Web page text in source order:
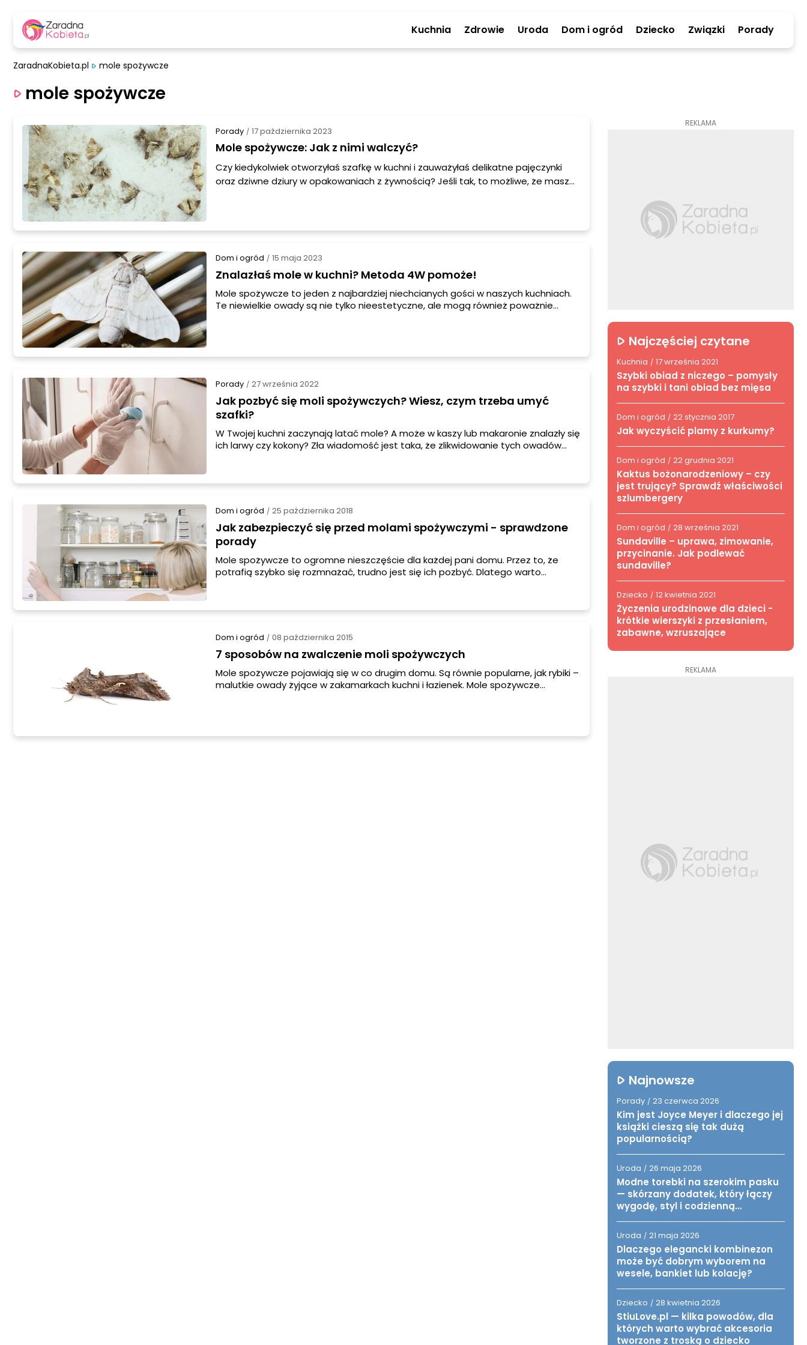
Kuchnia Zdrowie Uroda Dom i ogród Dziecko Związki Porady
ZaradnaKobieta.pl mole spożywcze
mole spożywcze
Porady / 17 października 2023
Mole spożywcze: Jak z nimi walczyć?
Czy kiedykolwiek otworzyłaś szafkę w kuchni i zauważyłaś delikatne pajęczynki
oraz dziwne dziury w opakowaniach z żywnością? Jeśli tak, to możliwe, że masz
jak skutecznie się ich pozbyć.
Dom i ogród / 15 maja 2023
Znalazłaś mole w kuchni? Metoda 4W pomoże!
Mole spożywcze to jeden z najbardziej niechcianych gości w naszych kuchniach.
Te niewielkie owady są nie tylko nieestetyczne, ale mogą również poważnie
Porady / 27 września 2022
Jak pozbyć się moli spożywczych? Wiesz, czym trzeba umyć
szafki?
W Twojej kuchni zaczynają latać mole? A może w kaszy lub makaronie znalazły się
ich larwy czy kokony? Zła wiadomość jest taka, że zlikwidowanie tych owadów
Dom i ogród / 25 października 2018
Jak zabezpieczyć się przed molami spożywczymi - sprawdzone
porady
Mole spożywcze to ogromne nieszczęście dla każdej pani domu. Przez to, że
potrafią szybko się rozmnażać, trudno jest się ich pozbyć. Dlatego warto
Dom i ogród / 08 października 2015
7 sposobów na zwalczenie moli spożywczych
Mole spożywcze pojawiają się w co drugim domu. Są równie popularne, jak rybiki –
malutkie owady żyjące w zakamarkach kuchni i łazienek. Mole spożywcze
REKLAMA
Najczęściej czytane
Kuchnia / 17 września 2021
Szybki obiad z niczego – pomysły
na szybki i tani obiad bez mięsa
Dom i ogród / 22 stycznia 2017
Jak wyczyścić plamy z kurkumy?
Dom i ogród / 22 grudnia 2021
Kaktus bożonarodzeniowy – czy
jest trujący? Sprawdź właściwości
szlumbergery
Dom i ogród / 28 września 2021
Sundaville – uprawa, zimowanie,
przycinanie. Jak podlewać
sundaville?
Dziecko / 12 kwietnia 2021
Życzenia urodzinowe dla dzieci -
krótkie wierszyki z przesłaniem,
zabawne, wzruszające
REKLAMA
Najnowsze
Porady / 23 czerwca 2026
Kim jest Joyce Meyer i dlaczego jej
książki cieszą się tak dużą
popularnością?
Uroda / 26 maja 2026
Modne torebki na szerokim pasku
— skórzany dodatek, który łączy
wygodę, styl i codzienną
Uroda / 21 maja 2026
Dlaczego elegancki kombinezon
może być dobrym wyborem na
wesele, bankiet lub kolację?
Dziecko / 28 kwietnia 2026
StiuLove.pl — kilka powodów, dla
których warto wybrać akcesoria
tworzone z troską o dziecko